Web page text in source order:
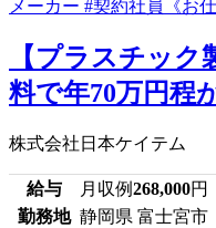
【プラスチック
料で年70万円程
株式会社日本ケイテム
給与 月収例268,000円
勤務地 静岡県 富士宮市